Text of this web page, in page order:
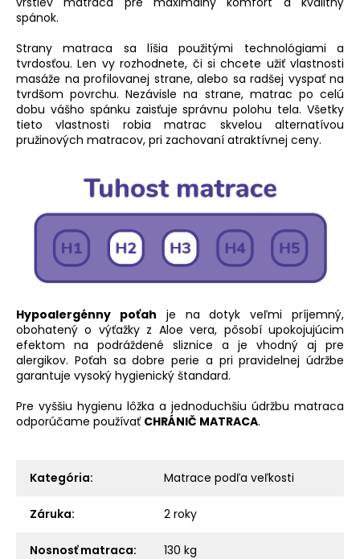
spánok.
Strany matraca sa líšia použitými technológiami a
tvrdosťou. Len vy rozhodnete, či si chcete užiť vlastnosti
masáže na profilovanej strane, alebo sa radšej vyspať na
tvrdšom povrchu. Nezávisle na strane, matrac po celú
dobu vášho spánku zaisťuje správnu polohu tela. Všetky
tieto vlastnosti robia matrac skvelou alternatívou
pružinových matracov, pri zachovaní atraktívnej ceny.
Hypoalergénny poťah je na dotyk veľmi príjemný,
obohatený o výťažky z Aloe vera, pôsobí upokojujúcim
efektom na podráždené sliznice a je vhodný aj pre
alergikov. Poťah sa dobre perie a pri pravidelnej údržbe
garantuje vysoký hygienický štandard.
Pre vyššiu hygienu lôžka a jednoduchšiu údržbu matraca
odporúčame používať CHRÁNIČ MATRACA.
Kategória: Matrace podľa veľkosti
Záruka: 2 roky
Nosnosť matraca: 130 kg